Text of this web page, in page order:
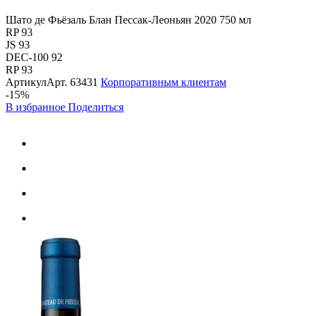
Шато де Фьёзаль Блан Пессак-Леоньян 2020 750 мл
RP 93
JS 93
DEC-100 92
RP 93
АртикулАрт. 63431 Корпоративным клиентам
-15%
В избранное Поделиться